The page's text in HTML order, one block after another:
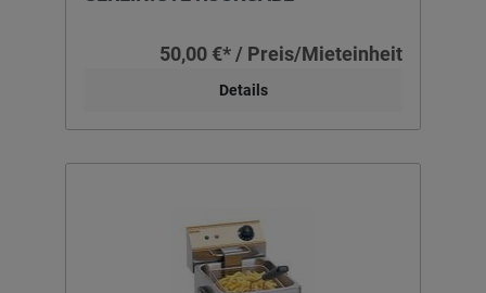
50,00 €* / Preis/Mieteinheit
Details